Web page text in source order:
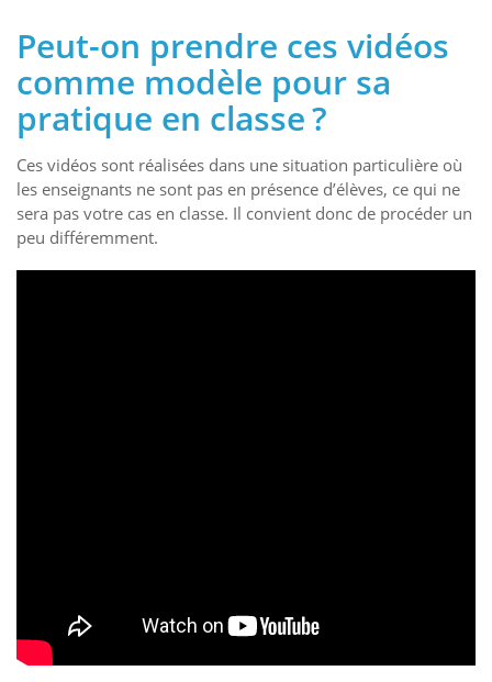
Peut-on prendre ces vidéos
comme modèle pour sa
pratique en classe ?
Ces vidéos sont réalisées dans une situation particulière où
les enseignants ne sont pas en présence d’élèves, ce qui ne
sera pas votre cas en classe. Il convient donc de procéder un
peu différemment.